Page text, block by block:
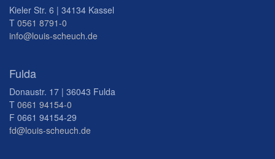
Kieler Str. 6 | 34134 Kassel
T 0561 8791-0
info@louis-scheuch.de
Fulda
Donaustr. 17 | 36043 Fulda
T 0661 94154-0
F 0661 94154-29
fd@louis-scheuch.de